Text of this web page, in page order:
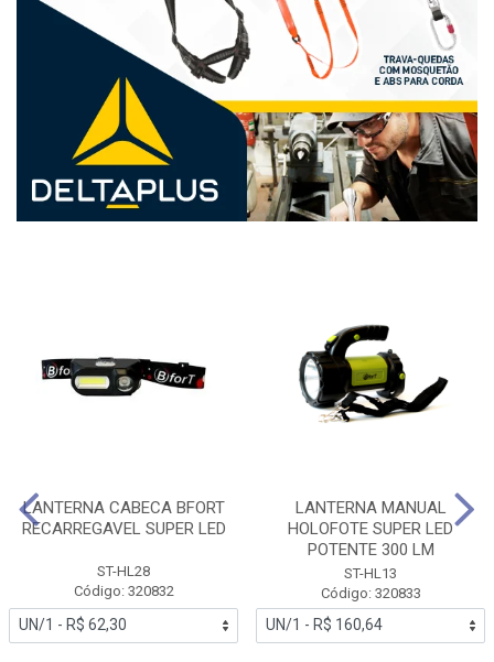
LANTERNA CABECA BFORT
RECARREGAVEL SUPER LED
ST-HL28
Código: 320832
LANTERNA MANUAL
HOLOFOTE SUPER LED
POTENTE 300 LM
ST-HL13
Código: 320833